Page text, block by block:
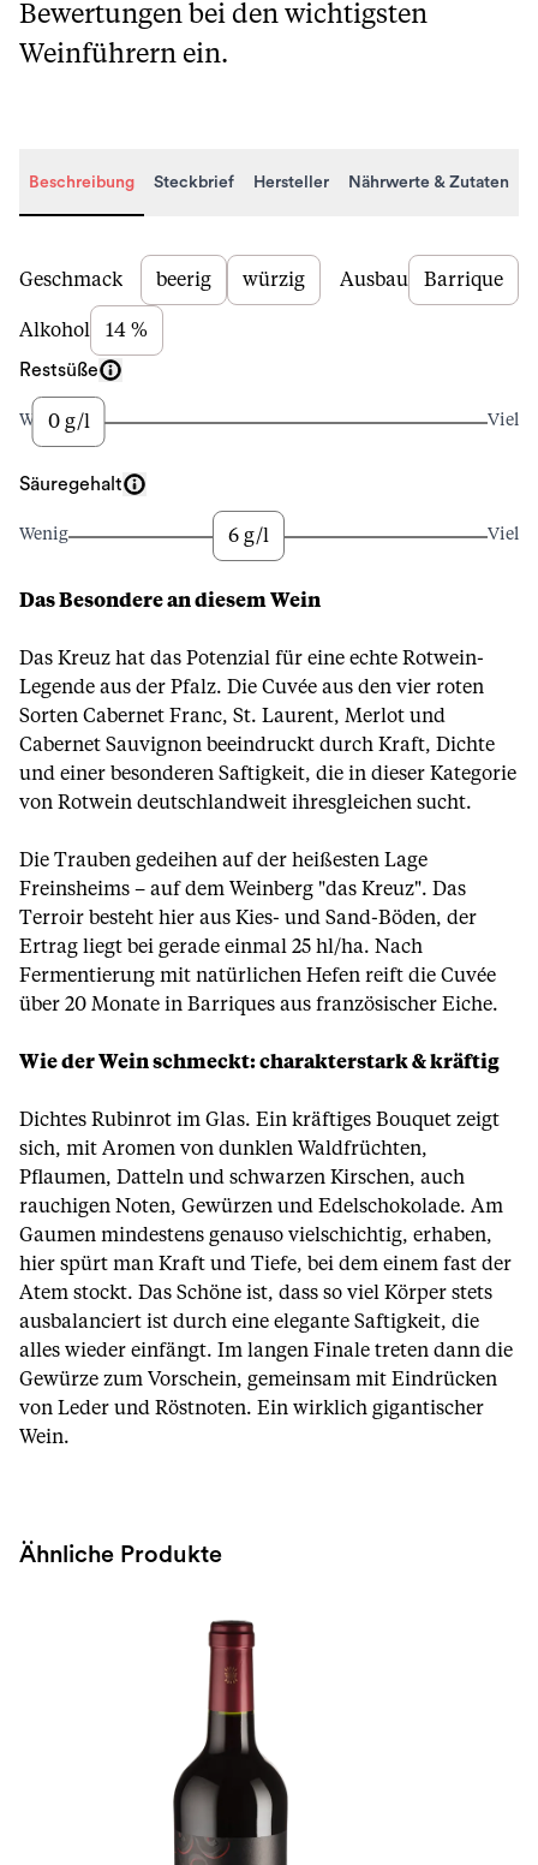
Bewertungen bei den wichtigsten
Weinführern ein.
Beschreibung Steckbrief Hersteller Nährwerte & Zutaten
Beschreibung
Geschmack beerig würzig Ausbau Barrique
Alkohol 14 %
Restsüße
Wenig0 g/l Viel
Säuregehalt
Wenig 6 g/l Viel
Das Besondere an diesem Wein
Das Kreuz hat das Potenzial für eine echte Rotwein-
Legende aus der Pfalz. Die Cuvée aus den vier roten
Sorten Cabernet Franc, St. Laurent, Merlot und
Cabernet Sauvignon beeindruckt durch Kraft, Dichte
und einer besonderen Saftigkeit, die in dieser Kategorie
von Rotwein deutschlandweit ihresgleichen sucht.
Die Trauben gedeihen auf der heißesten Lage
Freinsheims – auf dem Weinberg "das Kreuz". Das
Terroir besteht hier aus Kies- und Sand-Böden, der
Ertrag liegt bei gerade einmal 25 hl/ha. Nach
Fermentierung mit natürlichen Hefen reift die Cuvée
über 20 Monate in Barriques aus französischer Eiche.
Wie der Wein schmeckt: charakterstark & kräftig
Dichtes Rubinrot im Glas. Ein kräftiges Bouquet zeigt
sich, mit Aromen von dunklen Waldfrüchten,
Pflaumen, Datteln und schwarzen Kirschen, auch
rauchigen Noten, Gewürzen und Edelschokolade. Am
Gaumen mindestens genauso vielschichtig, erhaben,
hier spürt man Kraft und Tiefe, bei dem einem fast der
Atem stockt. Das Schöne ist, dass so viel Körper stets
ausbalanciert ist durch eine elegante Saftigkeit, die
alles wieder einfängt. Im langen Finale treten dann die
Gewürze zum Vorschein, gemeinsam mit Eindrücken
von Leder und Röstnoten. Ein wirklich gigantischer
Wein.
Ähnliche Produkte